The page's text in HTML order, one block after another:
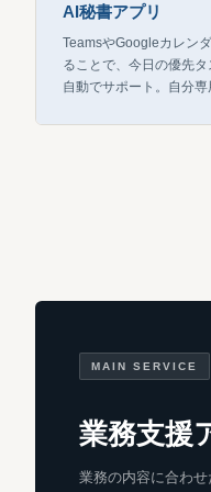
AI秘書アプリ
TeamsやGoogleカレン
ることで、今日の優先
自動でサポート。自分専
MAIN SERVICE
業務支援
業務の内容に合わ